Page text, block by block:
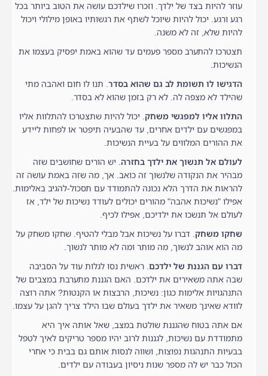
עוזר להיות בצד של ילדך. וזכרו שילדכם עושה את הטוב ביותר בכל
רגע ורגע. יכול להיות שיוכל לשתף את רגשותיו באופן מילולי ויכול
להיות שלא, זה לא משנה.
תצטרכו להתערב מספר פעמים עד שהוא באמת יפסיק בעצמו את
הנשיכות.
הדגישו לו תשומת לב גם שהוא בסדר. תנו לו חום ואהבה מתי
שהילד לא מצפה לה. לא רק בזמן שהוא לא בסדר.
התלוו אליו למפגשי משחק. יכול להיות שתצטרכו להתלוות אליו
במפגשים עם ילדים אחרים, עד שהבעיה תיפטר או לפחות ליידע
את ההורים המלווים על בעיית הנשיכות.
לעולם אל תנשוך את ילדך בחזרה. יש הורים שחושבים שזה
מבהיר את הנקודה שלנשוך זה כואב. אך, מה שזה באמת עושה זה
להראות את הדרך הלא נכונה להתמודד עם תסכול-להגיב באלימות.
אפילו "נשיכות אהבה" מהורים יכולים לעודד נשיכות של ילד, אז
לעולם אל תנשכו את ילדיכם, אפילו לכיף.
שחקו משחק. דברו על נשיכות אבל מבלי להטיף. שחקו משחק על
מה הוא אוהב לנשוך, מה מותר ומה לא מותר לנשוך.
דברו עם הגננת של ילדכם. ראשית נסו לגלות עוד על הסביבה
שבה אתה משאירים את ילדכם. האם הגננת מתערבת במצבים של
התנהגויות אלימות כגון: נשיכות, הרבצות או הקנטות? אתה רוצה
לוודא שאינך משאיר את ילדך בעולם שבו הילד צריך להגן על עצמו.
אם אתה בטוח שהגננת שולטת במצב, שאל אותה איך היא
מתמודדת עם נשיכות, לגננות לרוב יהיו מספר טריקים לאיך לטפל
בבעיות התנהגות נפוצות, ושווה לנסות אותם גם בבית כי אחרי
הכול כבר יש לה מספר שנות ניסיון בעבודה עם ילדים.